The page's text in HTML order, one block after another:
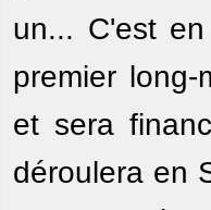
un... C'est
premier
et sera
déroulera en